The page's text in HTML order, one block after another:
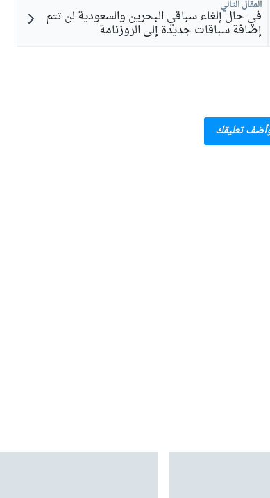
المقال التالي
في حال إلغاء سباقي البحرين والسعودية لن تتم
إضافة سباقات جديدة إلى الروزنامة
تعليقك